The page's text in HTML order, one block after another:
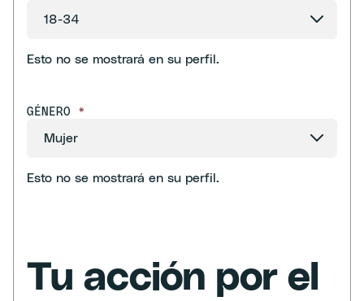
Esto no se mostrará en su perfil.
GÉNERO *
Esto no se mostrará en su perfil.
Tu acción por el